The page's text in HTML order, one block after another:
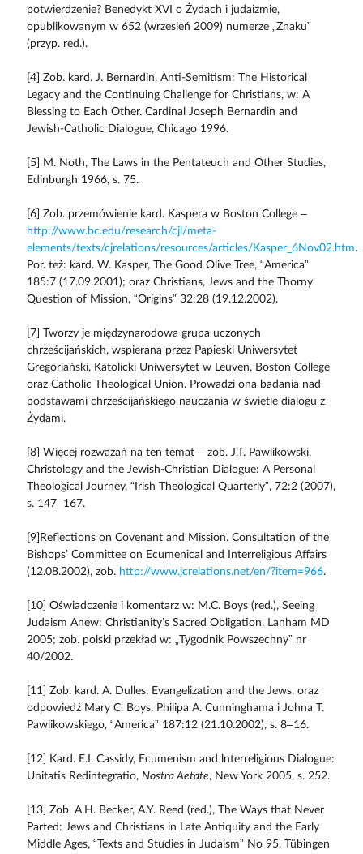
potwierdzenie? Benedykt XVI o Żydach i judaizmie,
opublikowanym w 652 (wrzesień 2009) numerze „Znaku”
(przyp. red.).
[4] Zob. kard. J. Bernardin, Anti-Semitism: The Historical
Legacy and the Continuing Challenge for Christians, w: A
Blessing to Each Other. Cardinal Joseph Bernardin and
Jewish-Catholic Dialogue, Chicago 1996.
[5] M. Noth, The Laws in the Pentateuch and Other Studies,
Edinburgh 1966, s. 75.
[6] Zob. przemówienie kard. Kaspera w Boston College –
http://www.bc.edu/research/cjl/meta-
elements/texts/cjrelations/resources/articles/Kasper_6Nov02.htm.
Por. też: kard. W. Kasper, The Good Olive Tree, “America”
185:7 (17.09.2001); oraz Christians, Jews and the Thorny
Question of Mission, “Origins” 32:28 (19.12.2002).
[7] Tworzy je międzynarodowa grupa uczonych
chrześcijańskich, wspierana przez Papieski Uniwersytet
Gregoriański, Katolicki Uniwersytet w Leuven, Boston College
oraz Catholic Theological Union. Prowadzi ona badania nad
podstawami chrześcijańskiego nauczania w świetle dialogu z
Żydami.
[8] Więcej rozważań na ten temat – zob. J.T. Pawlikowski,
Christology and the Jewish-Christian Dialogue: A Personal
Theological Journey, “Irish Theological Quarterly”, 72:2 (2007),
s. 147–167.
[9]Reflections on Covenant and Mission. Consultation of the
Bishops’ Committee on Ecumenical and Interreligious Affairs
(12.08.2002), zob. http://www.jcrelations.net/en/?item=966.
[10] Oświadczenie i komentarz w: M.C. Boys (red.), Seeing
Judaism Anew: Christianity’s Sacred Obligation, Lanham MD
2005; zob. polski przekład w: „Tygodnik Powszechny” nr
40/2002.
[11] Zob. kard. A. Dulles, Evangelization and the Jews, oraz
odpowiedź Mary C. Boys, Philipa A. Cunninghama i Johna T.
Pawlikowskiego, “America” 187:12 (21.10.2002), s. 8–16.
[12] Kard. E.I. Cassidy, Ecumenism and lnterreligious Dialogue:
Unitatis Redintegratio, Nostra Aetate, New York 2005, s. 252.
[13] Zob. A.H. Becker, A.Y. Reed (red.), The Ways that Never
Parted: Jews and Christians in Late Antiquity and the Early
Middle Ages, “Texts and Studies in Judaism” No 95, Tübingen